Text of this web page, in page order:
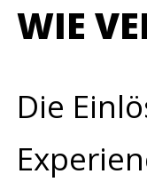
WIE
Die